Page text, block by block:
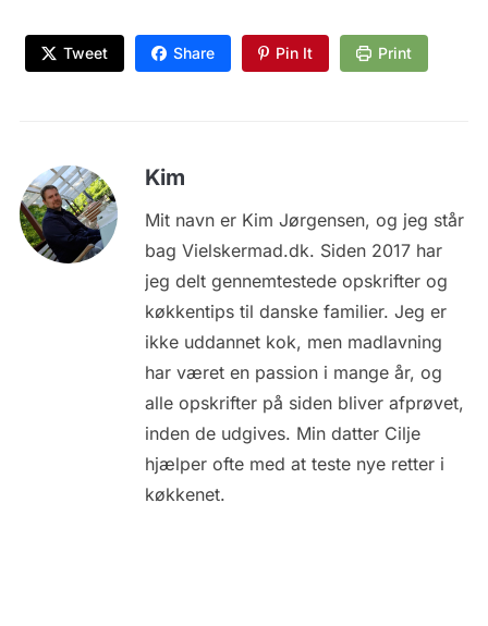
Tweet Share Pin It Print
Kim
Mit navn er Kim Jørgensen, og jeg står
bag Vielskermad.dk. Siden 2017 har
jeg delt gennemtestede opskrifter og
køkkentips til danske familier. Jeg er
ikke uddannet kok, men madlavning
har været en passion i mange år, og
alle opskrifter på siden bliver afprøvet,
inden de udgives. Min datter Cilje
hjælper ofte med at teste nye retter i
køkkenet.